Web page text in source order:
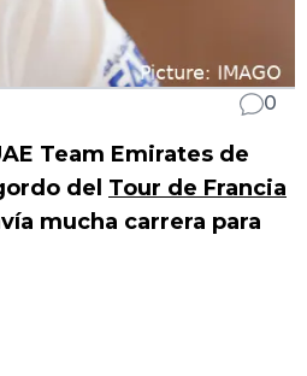
0
Team Emirates de
del Tour de Francia
mucha carrera para